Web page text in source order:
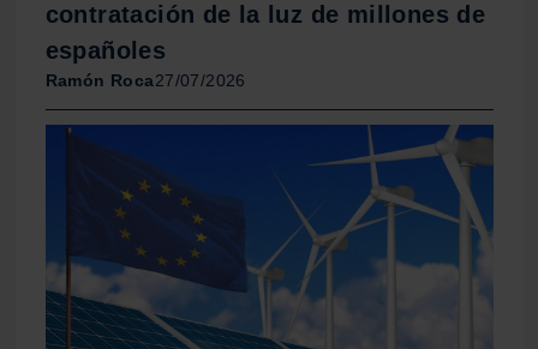
contratación de la luz de millones de
españoles
Ramón Roca27/07/2026